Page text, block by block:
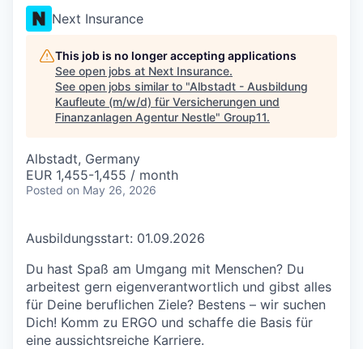
Next Insurance
This job is no longer accepting applications
See open jobs at Next Insurance.
See open jobs similar to "Albstadt - Ausbildung
Kaufleute (m/w/d) für Versicherungen und
Finanzanlagen Agentur Nestle" Group11.
Albstadt, Germany
EUR 1,455-1,455 / month
Posted on May 26, 2026
Ausbildungsstart: 01.09.2026
Du hast Spaß am Umgang mit Menschen? Du
arbeitest gern eigenverantwortlich und gibst alles
für Deine beruflichen Ziele? Bestens – wir suchen
Dich! Komm zu ERGO und schaffe die Basis für
eine aussichtsreiche Karriere.